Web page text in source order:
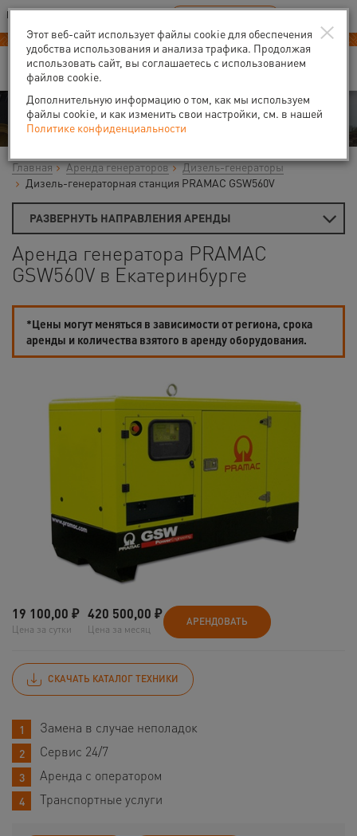
Ваш город:Екатеринбург
В Вашем регионе нет наших офисов RU EN
Аренда
Главная Аренда генераторов
Дизель-генераторы
Дизель-генераторная станция PRAMAC GSW560V
РАЗВЕРНУТЬ НАПРАВЛЕНИЯ АРЕНДЫ
Аренда генератора PRAMAC
GSW560V в Екатеринбурге
*Цены могут меняться в зависимости от региона, срока
аренды и количества взятого в аренду оборудования.
19 100,00 ₽
Цена за сутки
420 500,00 ₽
Цена за месяц
АРЕНДОВАТЬ
СКАЧАТЬ КАТАЛОГ ТЕХНИКИ
Замена в случае неполадок
Сервис 24/7
Аренда с оператором
Транспортные услуги
×
Этот веб-сайт использует файлы cookie для обеспечения
удобства использования и анализа трафика. Продолжая
использовать сайт, вы соглашаетесь с использованием
файлов cookie.
Дополнительную информацию о том, как мы используем
файлы cookie, и как изменить свои настройки, см. в нашей
Политике конфиденциальности